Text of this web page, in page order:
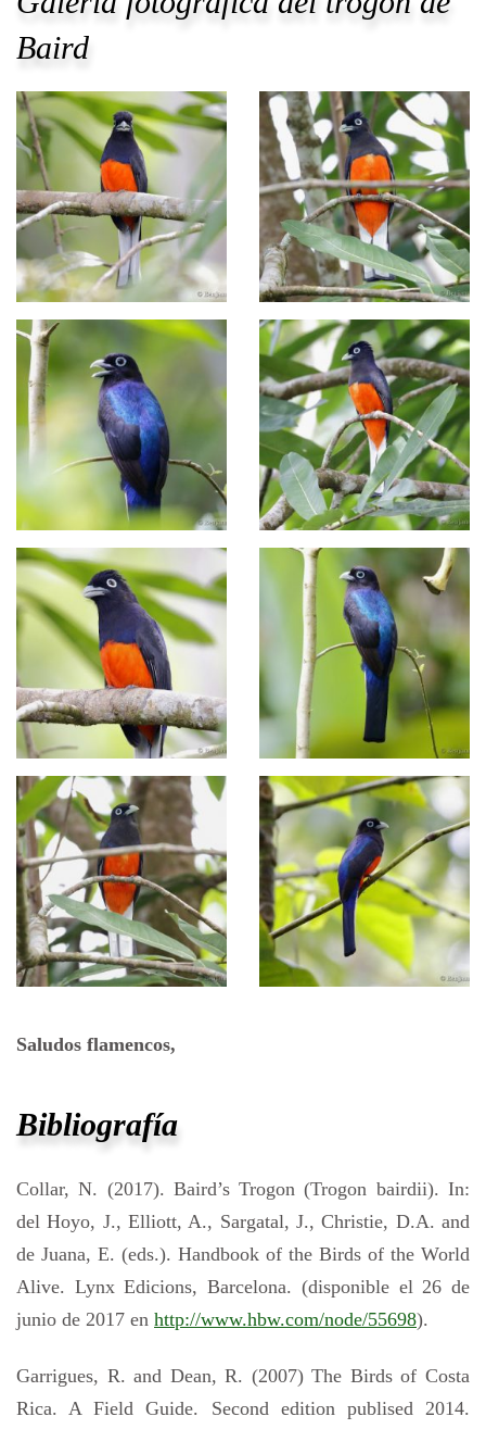
Baird
Saludos flamencos,
Bibliografía
Collar, N. (2017). Baird’s Trogon (Trogon bairdii). In:
del Hoyo, J., Elliott, A., Sargatal, J., Christie, D.A. and
de Juana, E. (eds.). Handbook of the Birds of the World
Alive. Lynx Edicions, Barcelona. (disponible el 26 de
junio de 2017 en http://www.hbw.com/node/55698).
Garrigues, R. and Dean, R. (2007) The Birds of Costa
Rica. A Field Guide. Second edition publised 2014.